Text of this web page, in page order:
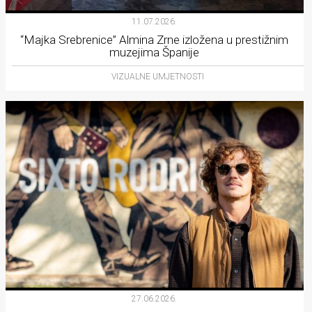
11.07.2026.
“Majka Srebrenice” Almina Zrne izložena u prestižnim
muzejima Španije
VIZUALNE UMJETNOSTI
27.06.2026.